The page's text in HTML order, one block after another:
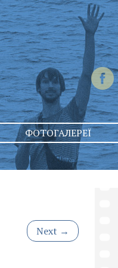
ФОТОГАЛЕРЕЇ
Next →